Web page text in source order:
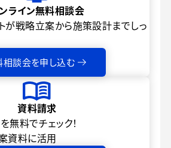
ライン無料相談会
が戦略立案から施策設計までしっ
相談会を申し込む
資料請求
無料でチェック！
資料に活用